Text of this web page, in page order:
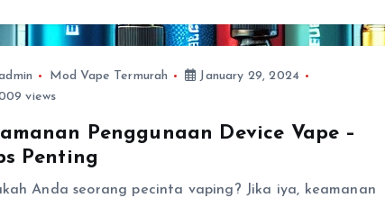
Mod Vape Termurah
January 29, 2024
views
Penggunaan Device Vape –
Penting
Anda seorang pecinta vaping? Jika iya, keamanan